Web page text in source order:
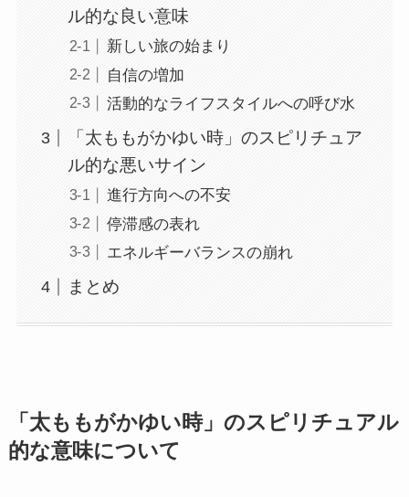
ル的な良い意味
新しい旅の始まり
自信の増加
活動的なライフスタイルへの呼び水
「太ももがかゆい時」のスピリチュア
ル的な悪いサイン
進行方向への不安
停滞感の表れ
エネルギーバランスの崩れ
まとめ
「太ももがかゆい時」のスピリチュアル
的な意味について